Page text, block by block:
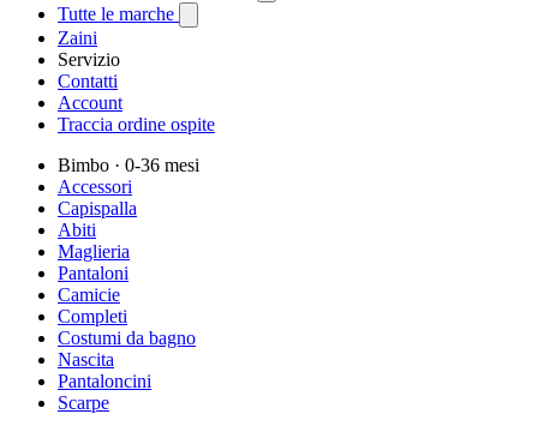
Tutte le marche
Zaini
Servizio
Contatti
Account
Traccia ordine ospite
Bimbo · 0-36 mesi
Accessori
Capispalla
Abiti
Maglieria
Pantaloni
Camicie
Completi
Costumi da bagno
Nascita
Pantaloncini
Scarpe